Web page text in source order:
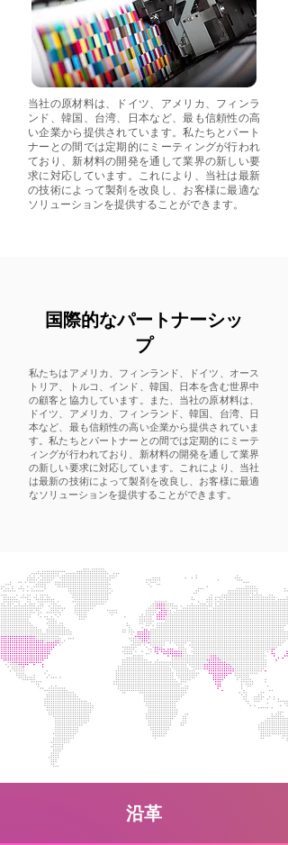
当社の原材料は、ドイツ、アメリカ、フィンラ
ンド、韓国、台湾、日本など、最も信頼性の高
い企業から提供されています。私たちとパート
ナーとの間では定期的にミーティングが行われ
ており、新材料の開発を通して業界の新しい要
求に対応しています。これにより、当社は最新
の技術によって製剤を改良し、お客様に最適な
ソリューションを提供することができます。
国際的なパートナーシッ
プ
私たちはアメリカ、フィンランド、ドイツ、オース
トリア、トルコ、インド、韓国、日本を含む世界中
の顧客と協力しています。また、当社の原材料は、
ドイツ、アメリカ、フィンランド、韓国、台湾、日
本など、最も信頼性の高い企業から提供されていま
す。私たちとパートナーとの間では定期的にミーテ
ィングが行われており、新材料の開発を通して業界
の新しい要求に対応しています。これにより、当社
は最新の技術によって製剤を改良し、お客様に最適
なソリューションを提供することができます。
沿革